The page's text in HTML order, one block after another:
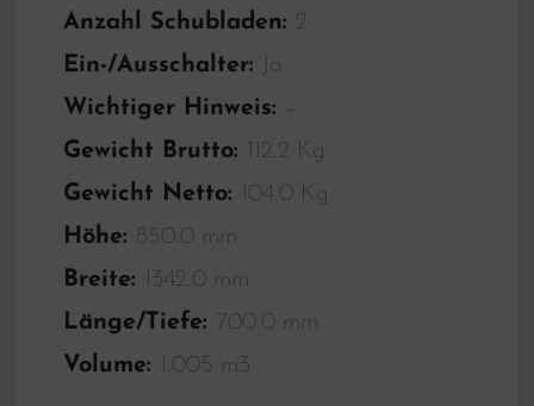
Anzahl Schubladen: 2
Ein-/Ausschalter:
Ja
Wichtiger Hinweis: –
Gewicht Brutto: 112.2 Kg
Gewicht Netto: 104.0 Kg
Höhe: 850.0 mm
Breite: 1342.0 mm
Länge/Tiefe: 700.0 mm
Volume: 1.005 m3